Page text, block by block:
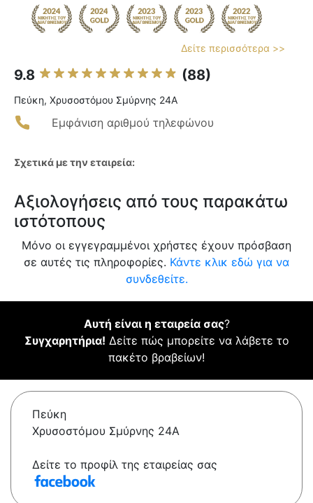
Δείτε περισσότερα >>
9.8 (88)
Πεύκη, Χρυσοστόμου Σμύρνης 24Α
Εμφάνιση αριθμού τηλεφώνου
Σχετικά με την εταιρεία:
Αξιολογήσεις από τους παρακάτω
ιστότοπους
Μόνο οι εγγεγραμμένοι χρήστες έχουν πρόσβαση
σε αυτές τις πληροφορίες. Κάντε κλικ εδώ για να
συνδεθείτε.
Αυτή είναι η εταιρεία σας?
Συγχαρητήρια! Δείτε πώς μπορείτε να λάβετε το
πακέτο βραβείων!
Πεύκη
Χρυσοστόμου Σμύρνης 24Α
Δείτε το προφίλ της εταιρείας σας